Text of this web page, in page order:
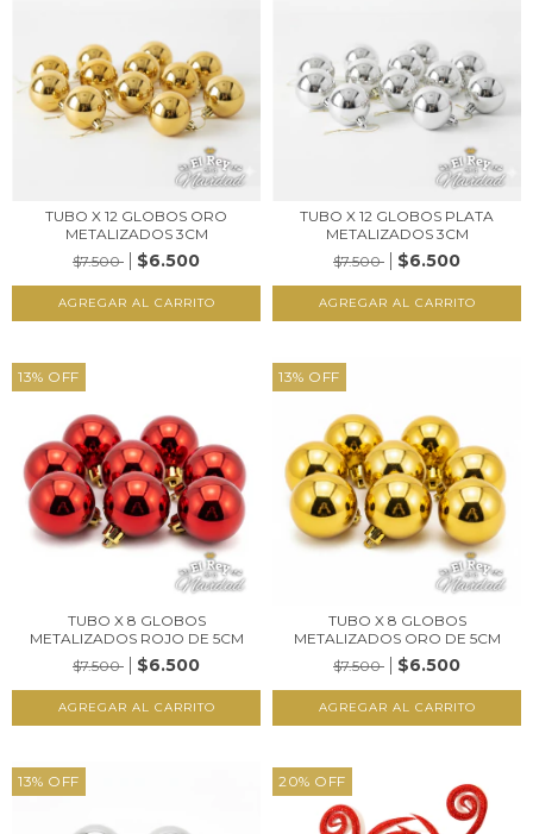
TUBO X 12 GLOBOS ORO
METALIZADOS 3CM
$7.500
$6.500
TUBO X 12 GLOBOS PLATA
METALIZADOS 3CM
$7.500
$6.500
13% OFF
TUBO X 8 GLOBOS
METALIZADOS ROJO DE 5CM
$7.500
$6.500
13% OFF
TUBO X 8 GLOBOS
METALIZADOS ORO DE 5CM
$7.500
$6.500
13% OFF 20% OFF